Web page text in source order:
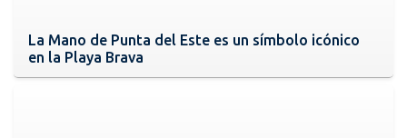
La Mano de Punta del Este es un símbolo icónico
en la Playa Brava